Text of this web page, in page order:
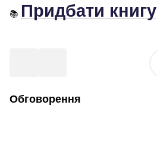
📚 Придбати книгу
Обговорення